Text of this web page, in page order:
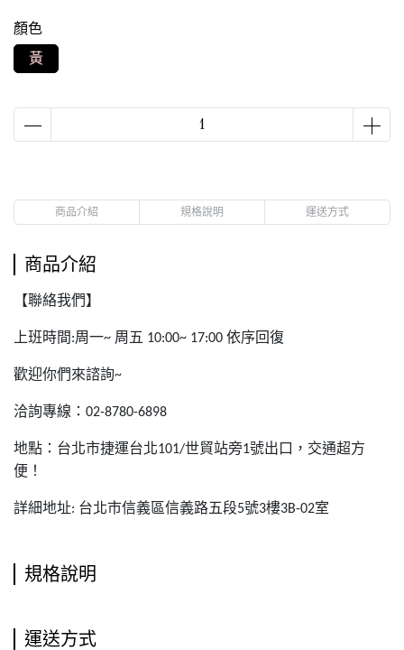
顏色
黃
商品介紹 規格說明 運送方式
商品介紹
【聯絡我們】
上班時間:周一~ 周五 10:00~ 17:00 依序回復
歡迎你們來諮詢~
洽詢專線： 02-8780-6898
地點：台北市捷運台北101/世貿站旁1號出口，交通超方
便！
詳細地址: 台北市信義區信義路五段5號3樓3B-02室
規格說明
運送方式